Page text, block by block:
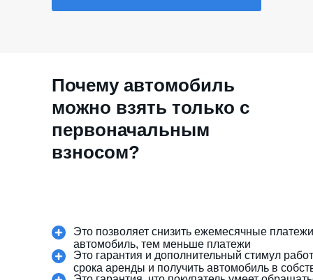
Почему автомобиль
можно взять только с
первоначальным
взносом?
Это позволяет снизить ежемесячные
автомобиль, тем меньше платежи
Это гарантия и дополнительный стимул
срока аренды и получить автомобиль в